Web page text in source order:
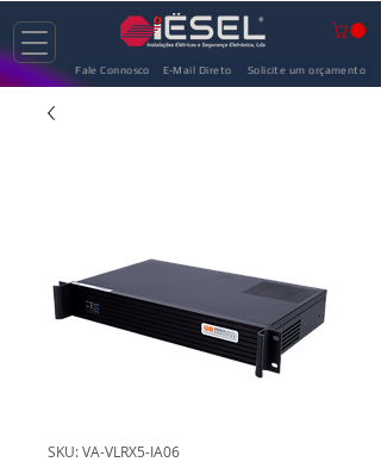
Fale Connosco E-Mail Direto Solicite um orçamento
SKU: VA-VLRX5-IA06